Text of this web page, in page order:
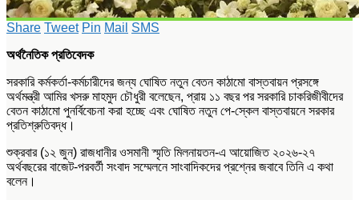
Share Tweet Pin Mail SMS
অর্থনৈতিক প্রতিবেদক
সরকারি কর্মকর্তা-কর্মচারীদের জন্য ঘোষিত নতুন বেতন কাঠামো বাস্তবায়ন প্রসঙ্গে
অর্থমন্ত্রী আমির খসরু মাহমুদ চৌধুরী বলেছেন, প্রায় ১১ বছর পর সরকারি চাকরিজীবীদের
বেতন কাঠামো পুনর্বিবেচনা করা হচ্ছে এবং ঘোষিত নতুন পে-স্কেল বাস্তবায়নে সরকার
প্রতিশ্রুতিবদ্ধ।
শুক্রবার (১২ জুন) রাজধানীর ওসমানী স্মৃতি মিলনায়তন-এ আয়োজিত ২০২৬-২৭
অর্থবছরের বাজেট-পরবর্তী সংবাদ সম্মেলনে সাংবাদিকদের প্রশ্নের জবাবে তিনি এ কথা
বলেন।